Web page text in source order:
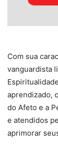
Com sua
vanguardista
aprendizado,
do Afeto e a
e atendidos
aprimorar